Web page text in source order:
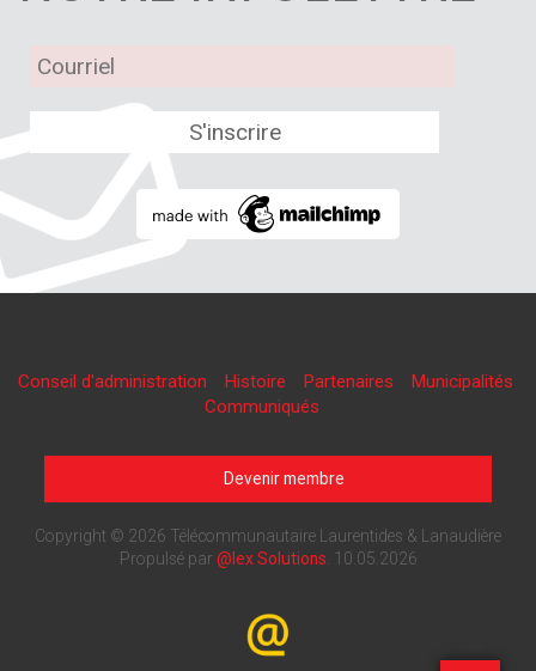
Conseil d'administration Histoire Partenaires
Municipalités
Communiqués
Devenir membre
Copyright © 2026 Télécommunautaire Laurentides & Lanaudière
Propulsé par @lex Solutions 10.05.2026